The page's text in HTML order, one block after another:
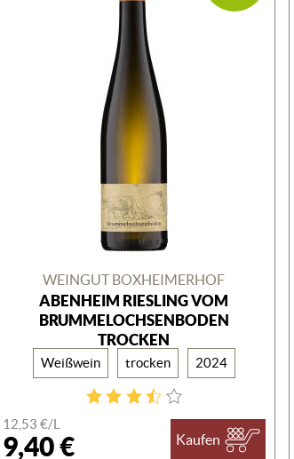
WEINGUT BOXHEIMERHOF
ABENHEIM RIESLING VOM
BRUMMELOCHSENBODEN
TROCKEN
Weißwein trocken 2024
12,53 €/L
9,40 € Kaufen